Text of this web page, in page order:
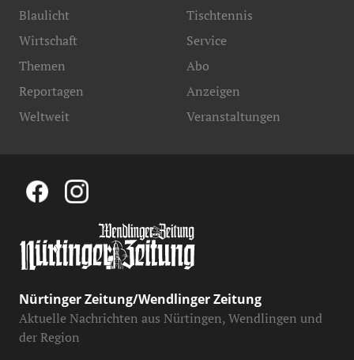
Blaulicht
Tischtennis
Wirtschaft
Themen
Reportagen
Weltweit
Service
Abo
Anzeigen
Veranstaltungen
Nürtinger Zeitung/Wendlinger Zeitung
Aktuelle Nachrichten aus Nürtingen, Wendlingen und
der Region